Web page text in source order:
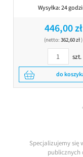
Wysyłka:24
446,00 zł
(netto: 362,60 zł)
szt.
do
Specjalizujemy się
publicznych